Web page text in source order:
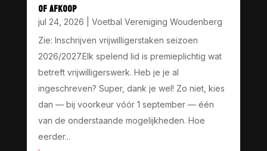
OF AFKOOP
jul 24, 2026
Voetbal Vereniging Woudenberg
Zie: Inschrijven vrijwilligerstaken seizoen
2026/2027.Elk spelend lid is premieplichtig wat
betreft vrijwilligerswerk. Heb je je al
ingeschreven? Super, dank je wel! Zo niet, kies
dan — bij voorkeur vóór 1 september — één
van de onderstaande mogelijkheden. Hoe
eerder...